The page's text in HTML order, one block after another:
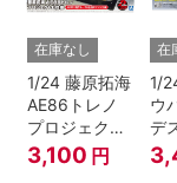
在庫なし
1/24 藤原拓海
AE86トレノ
プロジェクト
D仕様『頭文
字D』
3,100 円
在
1/
ウ
デ
ケ
売